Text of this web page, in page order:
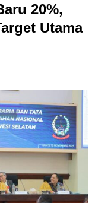
20%,
Utama